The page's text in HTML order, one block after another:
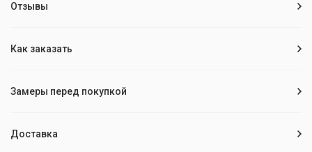
Отзывы
Как заказать
Замеры перед покупкой
Доставка